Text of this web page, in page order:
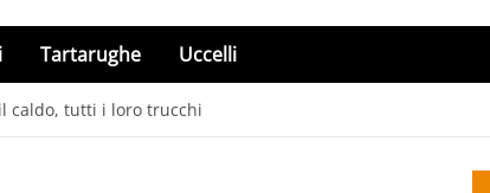
Tartarughe Uccelli
caldo, tutti i loro trucchi